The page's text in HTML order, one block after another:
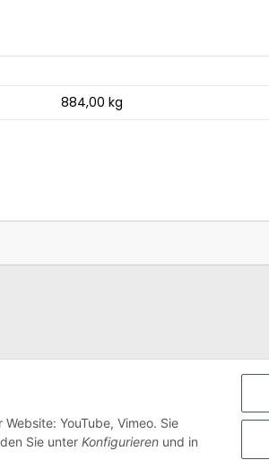
884,00 kg
YouTube, Vimeo. Sie
Sie unter Konfigurieren und in